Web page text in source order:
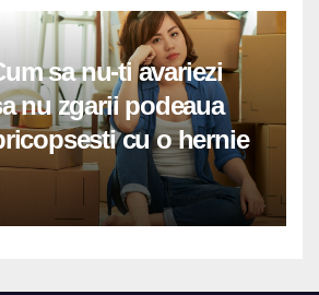
sa nu-ti avariezi
nu zgarii podeaua
cu o hernie